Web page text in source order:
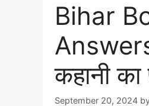
Bihar
कहानी का
September 20, 2024